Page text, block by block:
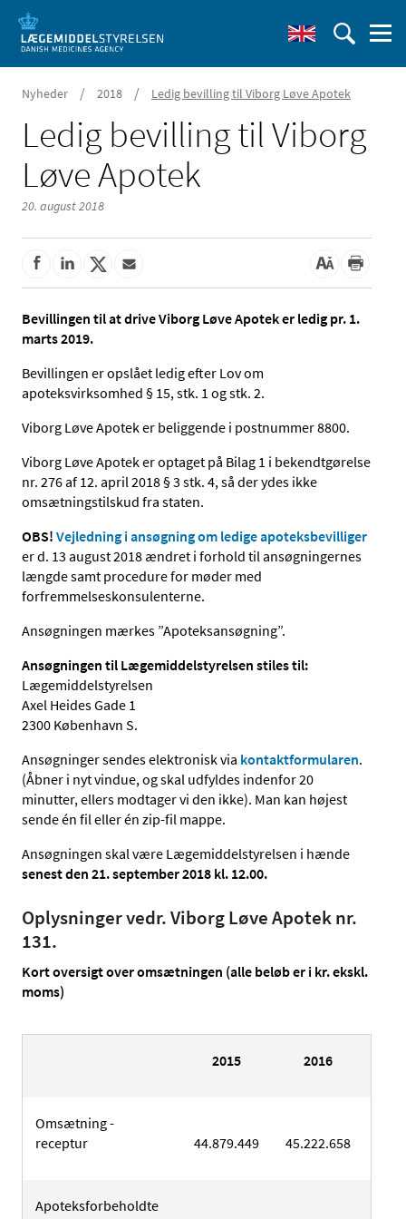
Nyheder / 2018 / Ledig bevilling til Viborg Løve Apotek
Ledig bevilling til Viborg
Løve Apotek
20. august 2018
Bevillingen til at drive Viborg Løve Apotek er ledig pr. 1.
marts 2019.
Bevillingen er opslået ledig efter Lov om
apoteksvirksomhed § 15, stk. 1 og stk. 2.
Viborg Løve Apotek er beliggende i postnummer 8800.
Viborg Løve Apotek er optaget på Bilag 1 i bekendtgørelse
nr. 276 af 12. april 2018 § 3 stk. 4, så der ydes ikke
omsætningstilskud fra staten.
OBS! Vejledning i ansøgning om ledige apoteksbevilliger
er d. 13 august 2018 ændret i forhold til ansøgningernes
længde samt procedure for møder med
forfremmelseskonsulenterne.
Ansøgningen mærkes ”Apoteksansøgning”.
Ansøgningen til Lægemiddelstyrelsen stiles til:
Lægemiddelstyrelsen
Axel Heides Gade 1
2300 København S.
Ansøgninger sendes elektronisk via kontaktformularen.
(Åbner i nyt vindue, og skal udfyldes indenfor 20
minutter, ellers modtager vi den ikke). Man kan højest
sende én fil eller én zip-fil mappe.
Ansøgningen skal være Lægemiddelstyrelsen i hænde
senest den 21. september 2018 kl. 12.00.
Oplysninger vedr. Viborg Løve Apotek nr.
131.
Kort oversigt over omsætningen (alle beløb er i kr. ekskl.
moms)
2015 2016
Omsætning -
receptur
44.879.449 45.222.658
Apoteksforbeholdte